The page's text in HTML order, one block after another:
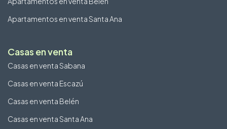
Apartamentos en venta Santa Ana
Casas en venta
Casas en venta Sabana
Casas en venta Escazú
Casas en venta Belén
Casas en venta Santa Ana